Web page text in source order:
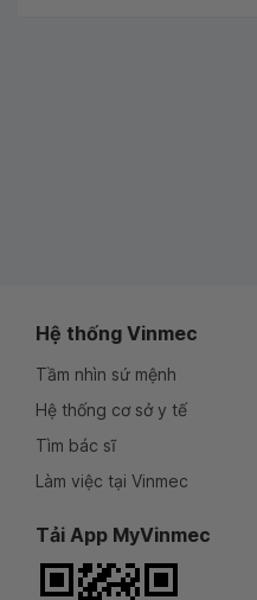
Hệ thống Vinmec
Tầm nhìn sứ mệnh
Hệ thống cơ sở y tế
Tìm bác sĩ
Làm việc tại Vinmec
Tải App MyVinmec